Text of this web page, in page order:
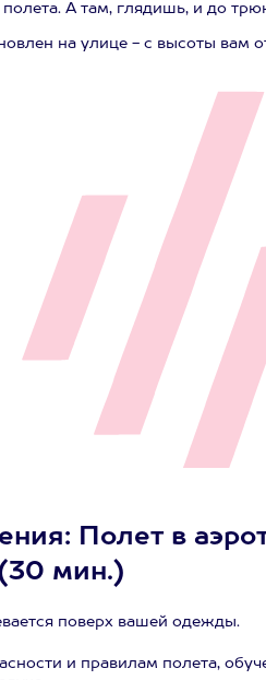
А там, глядишь, и до
на улице - с высоты вам
Полет в
мин.)
поверх вашей одежды.
и правилам полета,